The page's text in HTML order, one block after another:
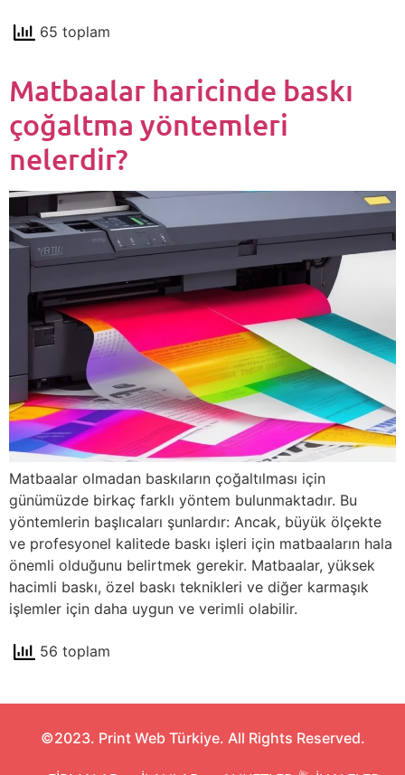
65 toplam
Matbaalar haricinde baskı
çoğaltma yöntemleri
nelerdir?
Matbaalar olmadan baskıların çoğaltılması için
günümüzde birkaç farklı yöntem bulunmaktadır. Bu
yöntemlerin başlıcaları şunlardır: Ancak, büyük ölçekte
ve profesyonel kalitede baskı işleri için matbaaların hala
önemli olduğunu belirtmek gerekir. Matbaalar, yüksek
hacimli baskı, özel baskı teknikleri ve diğer karmaşık
işlemler için daha uygun ve verimli olabilir.
56 toplam
©2023. Print Web Türkiye. All Rights Reserved.